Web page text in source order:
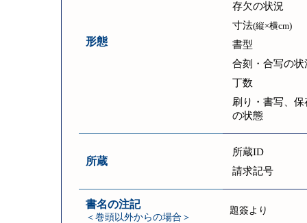
形態
存欠の状況
寸法(縦×横cm)
書型
合刻・合写の状
丁数
刷り・書写、保
の状態
所蔵
所蔵ID
請求記号
書名の注記
＜巻頭以外からの場合＞
題簽より